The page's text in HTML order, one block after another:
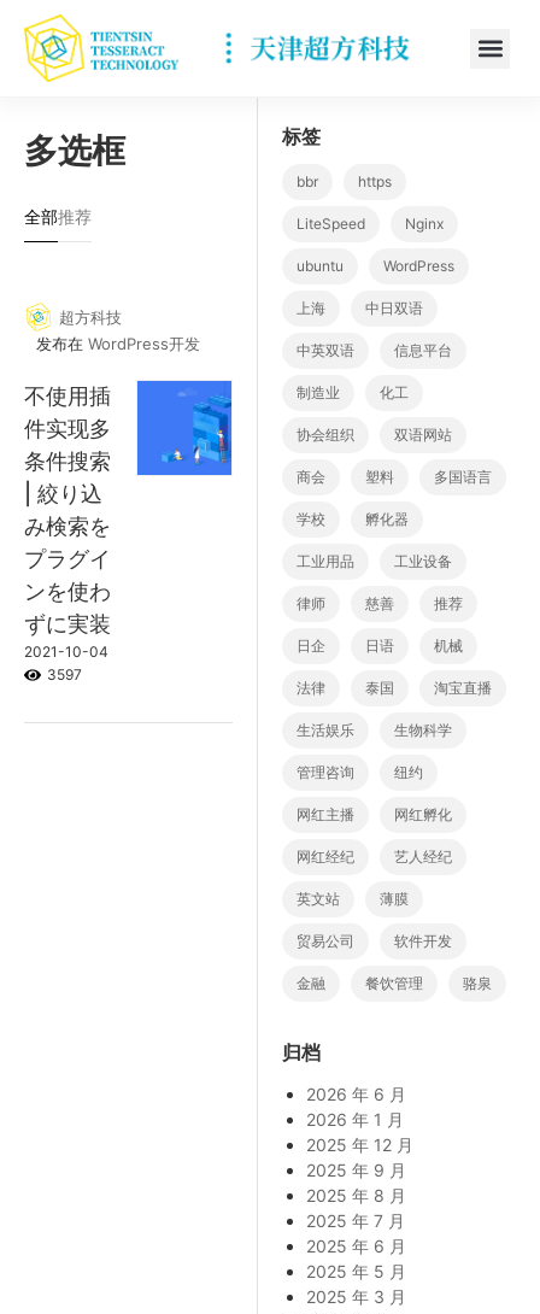
多选框
全部推荐
超方科技
发布在 WordPress开发
不使用插
件实现多
条件搜索
| 絞り込
み検索を
プラグイ
ンを使わ
ずに実装
2021-10-04
3597
标签
bbr https
LiteSpeed Nginx
ubuntu WordPress
上海 中日双语
中英双语 信息平台
制造业 化工
协会组织 双语网站
商会 塑料 多国语言
学校 孵化器
工业用品 工业设备
律师 慈善 推荐
日企 日语 机械
法律 泰国 淘宝直播
生活娱乐 生物科学
管理咨询 纽约
网红主播 网红孵化
网红经纪 艺人经纪
英文站 薄膜
贸易公司 软件开发
金融 餐饮管理 骆泉
归档
2026 年 6 月
2026 年 1 月
2025 年 12 月
2025 年 9 月
2025 年 8 月
2025 年 7 月
2025 年 6 月
2025 年 5 月
2025 年 3 月